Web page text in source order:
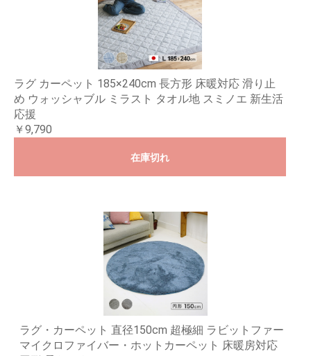
ラグ カーペット 185×240cm 長方形 床暖対応 滑り止
め ウォッシャブル ミラスト タオル地 スミノエ 新生活
応援
￥9,790
在庫切れ
ラグ・カーペット 直径150cm 超極細 ラビットファー
マイクロファイバー・ホットカーペット 床暖房対応